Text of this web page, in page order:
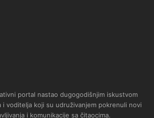
portal nastao dugogodišnjim iskustvom
i voditelja koji su udruživanjem pokrenuli novi
i komunikacije sa čitaocima.